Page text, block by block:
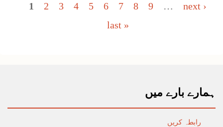
Pages
1 2 3 4 5 6 7 8 9 …
next ›
last »
ہمارے بارے میں
رابطہ کریں